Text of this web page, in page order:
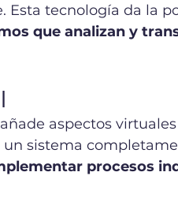
Esta tecnología da la
que analizan y
aspectos
sistema
procesos